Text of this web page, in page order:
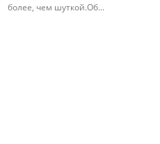
более, чем шуткой.Об...